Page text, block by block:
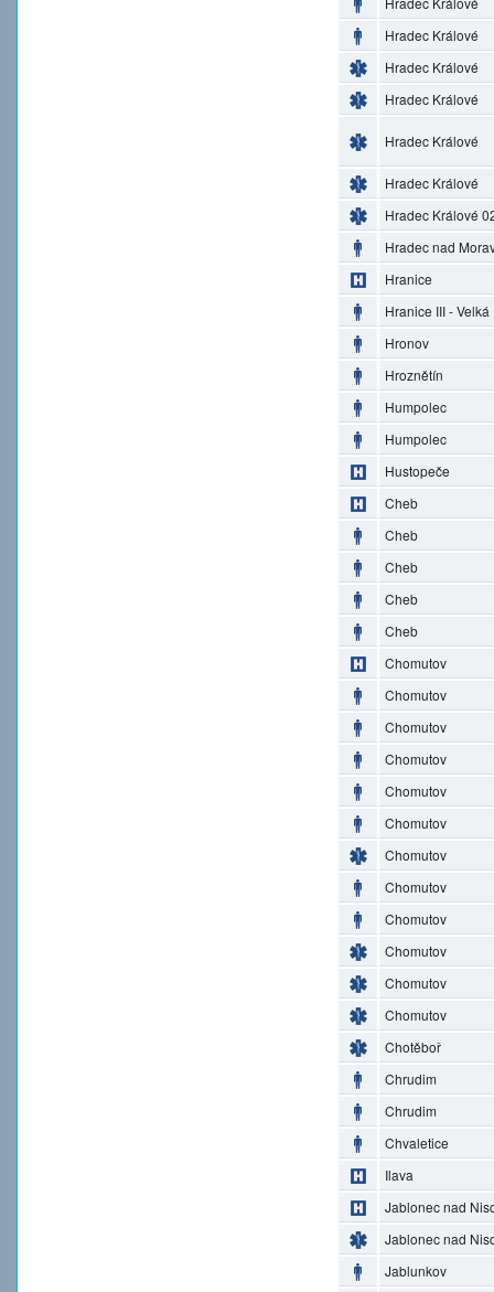
Hradec Králové
Hradec Králové
Hradec Králové
Hradec Králové
Hradec Králové
Hradec Králové
Hradec nad
Hranice
Hranice III - Velká
Hronov
Hroznětín
Humpolec
Humpolec
Hustopeče
Cheb
Cheb
Cheb
Cheb
Cheb
Chomutov
Chomutov
Chomutov
Chomutov
Chomutov
Chomutov
Chomutov
Chomutov
Chomutov
Chomutov
Chomutov
Chomutov
Chotěboř
Chrudim
Chrudim
Chvaletice
Ilava
Jablonec nad
Jablonec nad
Jablunkov